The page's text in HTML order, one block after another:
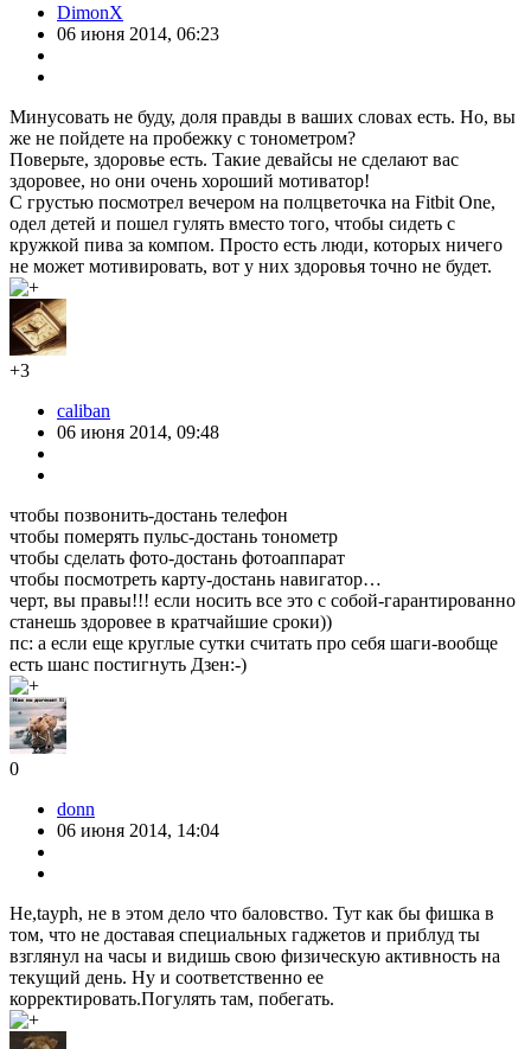
DimonX
06 июня 2014, 06:23
Минусовать не буду, доля правды в ваших словах есть. Но, вы
же не пойдете на пробежку с тонометром?
Поверьте, здоровье есть. Такие девайсы не сделают вас
здоровее, но они очень хороший мотиватор!
C грустью посмотрел вечером на полцветочка на Fitbit One,
одел детей и пошел гулять вместо того, чтобы сидеть с
кружкой пива за компом. Просто есть люди, которых ничего
не может мотивировать, вот у них здоровья точно не будет.
+3
caliban
06 июня 2014, 09:48
чтобы позвонить-достань телефон
чтобы померять пульс-достань тонометр
чтобы сделать фото-достань фотоаппарат
чтобы посмотреть карту-достань навигатор…
черт, вы правы!!! если носить все это с собой-гарантированно
станешь здоровее в кратчайшие сроки))
пс: а если еще круглые сутки считать про себя шаги-вообще
есть шанс постигнуть Дзен:-)
0
donn
06 июня 2014, 14:04
Не,tayph, не в этом дело что баловство. Тут как бы фишка в
том, что не доставая специальных гаджетов и приблуд ты
взглянул на часы и видишь свою физическую активность на
текущий день. Ну и соответственно ее
корректировать.Погулять там, побегать.